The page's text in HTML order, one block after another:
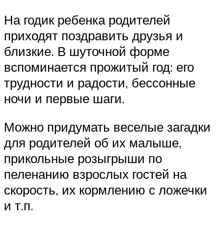
На годик ребенка родителей
приходят поздравить друзья и
близкие. В шуточной форме
вспоминается прожитый год: его
трудности и радости, бессонные
ночи и первые шаги.
Можно придумать веселые загадки
для родителей об их малыше,
прикольные розыгрыши по
пеленанию взрослых гостей на
скорость, их кормлению с ложечки
и т.п.